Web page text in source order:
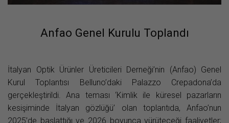
Anfao Genel Kurulu Toplandı
İtalyan Optik Ürünler Üreticileri Derneği’nin (Anfao) Genel
Kurul Toplantısı Belluno’daki Palazzo Crepadona’da
gerçekleştirildi. Ana teması ‘Kimlik ile küresel pazarların
kesişiminde İtalyan gözlüğü’ olan toplantıda, Anfao’nun
2025’de başlattığı ve 2026 boyunca yürüteceği faaliyetler;